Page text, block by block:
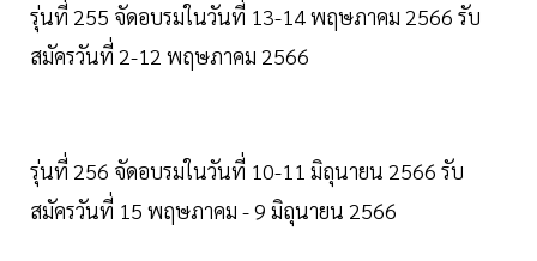
รุ่นที่ 255 จัดอบรมในวันที่ 13-14 พฤษภาคม 2566 รับ
สมัครวันที่ 2-12 พฤษภาคม 2566
รุ่นที่ 256 จัดอบรมในวันที่ 10-11 มิถุนายน 2566 รับ
สมัครวันที่ 15 พฤษภาคม - 9 มิถุนายน 2566